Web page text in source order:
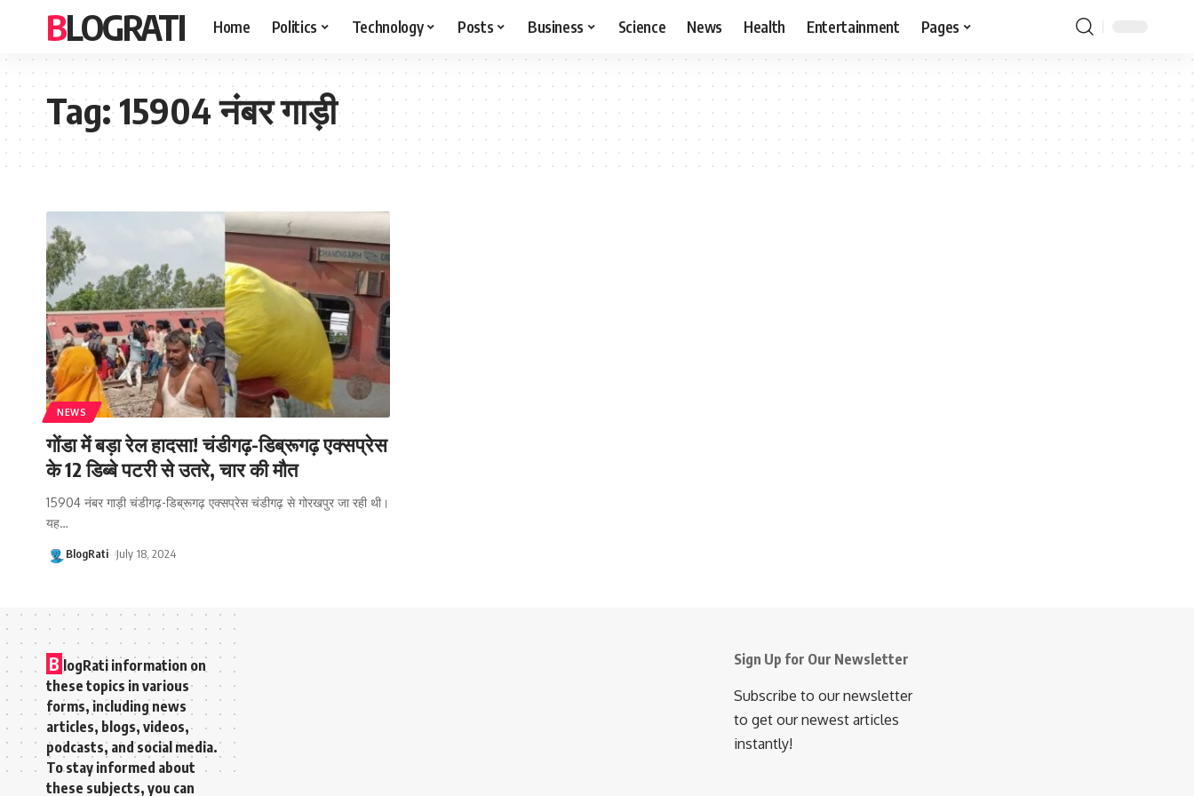
BLOGRATI Home Politics Technology Posts Business Science News Health Entertainment Pages
Tag:15904 नंबर गाड़ी
NEWS
गोंडा में बड़ा रेल हादसा! चंडीगढ़-डिब्रूगढ़ एक्सप्रेस
के 12 डिब्बे पटरी से उतरे, चार की मौत
15904 नंबर गाड़ी चंडीगढ़-डिब्रूगढ़ एक्सप्रेस चंडीगढ़ से गोरखपुर जा रही थी।
यह…
BlogRati July 18, 2024
B logRati information on
these topics in various
forms, including news
articles, blogs, videos,
podcasts, and social media.
To stay informed about
these subjects, you can
Sign Up for Our Newsletter
Subscribe to our newsletter
to get our newest articles
instantly!